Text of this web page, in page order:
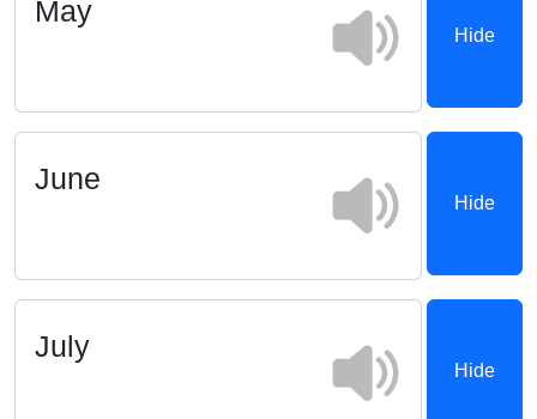
May
Hide
June
Hide
July
Hide